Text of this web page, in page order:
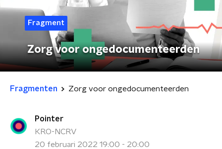
Fragment
Zorg voor ongedocumenteerden
Fragmenten Zorg voor ongedocumenteerden
Pointer
KRO-NCRV
20 februari 2022 19:00 - 20:00